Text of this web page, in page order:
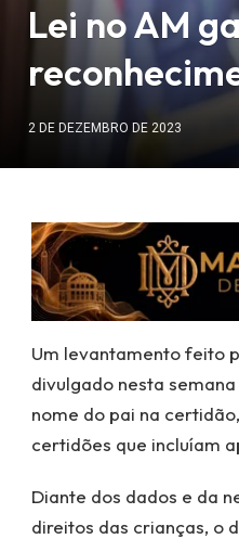
Lei no AM
2 DE DEZEMBRO DE 2023
Um levantamento feito
divulgado nesta
nome do pai na
certidões que incluíam
Diante dos dados e da
direitos das crianças, o